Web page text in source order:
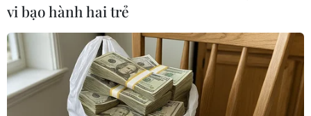
#Cảnh sát Tây Ban Nha
vi bạo hành hai trẻ